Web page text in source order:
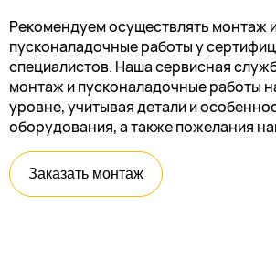
Рекомендуем осуществлять монтаж
пусконаладочные работы у
специалистов. Наша сервисная
монтаж и пусконаладочные работы
уровне, учитывая детали и
оборудования, а также пожелания
Заказать монтаж